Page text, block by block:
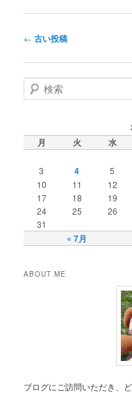
投
ナ
ビ
ゲ
ョ
ン
← 古い投稿
検
索
月 火 水
« 7月
3
4 5
10
11 12
17
18 19
24
25 26
31
ABOUT ME
ブログにご訪問いただき、